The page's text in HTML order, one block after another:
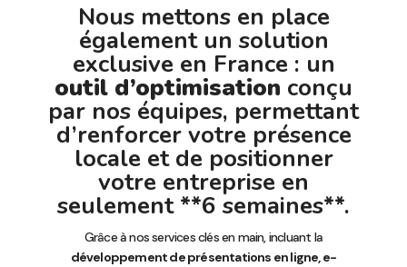
Nous mettons en place
également un solution
exclusive en France : un
outil d’optimisation conçu
par nos équipes, permettant
d’renforcer votre présence
locale et de positionner
votre entreprise en
seulement **6 semaines**.
Grâce à nos services clés en main, incluant la
développement de présentations en ligne, e-